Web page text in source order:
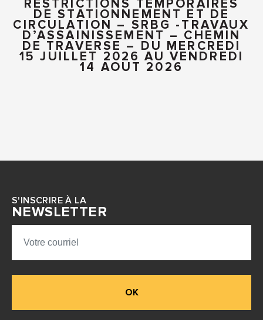
RESTRICTIONS TEMPORAIRES
DE STATIONNEMENT ET DE
CIRCULATION – SRBG -TRAVAUX
D’ASSAINISSEMENT – CHEMIN
DE TRAVERSE – DU MERCREDI
15 JUILLET 2026 AU VENDREDI
14 AOUT 2026
S'INSCRIRE À LA
NEWSLETTER
OK